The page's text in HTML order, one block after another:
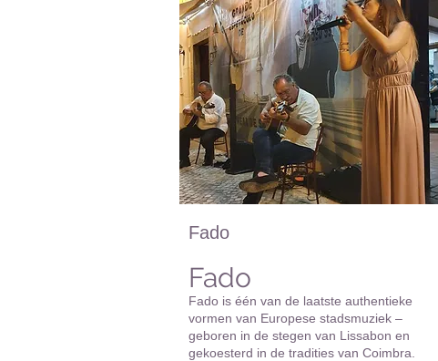
Fado
Fado
Fado is één van de laatste authentieke
vormen van Europese stadsmuziek –
geboren in de stegen van Lissabon en
gekoesterd in de tradities van Coimbra.